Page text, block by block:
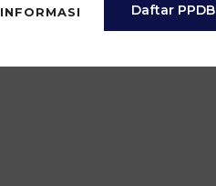
INFORMASI Daftar PPDB